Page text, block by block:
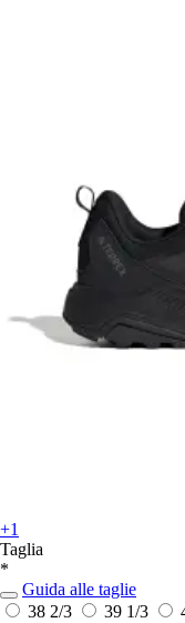
+1
Taglia
*
Guida alle taglie
38 2/3
39 1/3